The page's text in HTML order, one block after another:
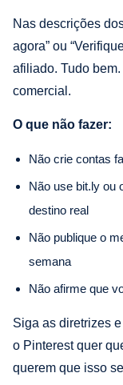
Nas descrições
agora” ou
afiliado. Tudo
comercial.
O que não fazer:
Não crie contas
Não use bit.ly ou
destino real
Não publique o
semana
Não afirme que
Siga as diretrizes
o Pinterest quer
querem que isso